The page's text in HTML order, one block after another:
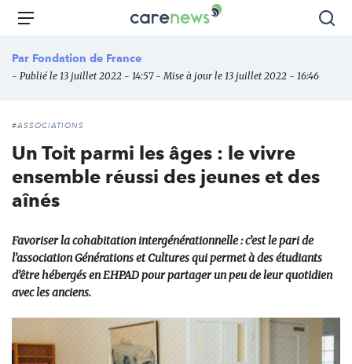
Aller
principal
Carenews,
des
Menu
Par Fondation de France
- Publié le 13 juillet 2022 - 14:57 - Mise à jour le 13 juillet 2022 - 16:46
#ASSOCIATIONS
Un Toit parmi les âges : le vivre
ensemble réussi des jeunes et des
aînés
Favoriser la cohabitation intergénérationnelle : c’est le pari de
l’association Générations et Cultures qui permet à des étudiants
d’être hébergés en EHPAD pour partager un peu de leur quotidien
avec les anciens.